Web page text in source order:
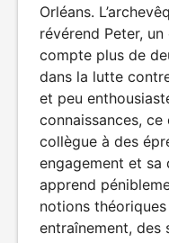
Orléans.
révérend Peter,
compte plus de
dans la lutte
et peu
connaissances,
collègue à des
engagement et sa
apprend
notions
entraînement, des